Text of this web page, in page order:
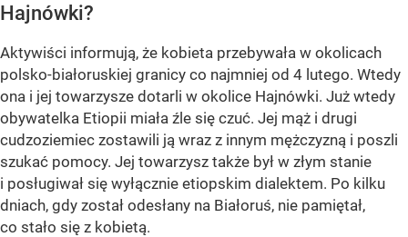
Hajnówki?
Aktywiści informują, że kobieta przebywała w okolicach
polsko-białoruskiej granicy co najmniej od 4 lutego. Wtedy
ona i jej towarzysze dotarli w okolice Hajnówki. Już wtedy
obywatelka Etiopii miała źle się czuć. Jej mąż i drugi
cudzoziemiec zostawili ją wraz z innym mężczyzną i poszli
szukać pomocy. Jej towarzysz także był w złym stanie
i posługiwał się wyłącznie etiopskim dialektem. Po kilku
dniach, gdy został odesłany na Białoruś, nie pamiętał,
co stało się z kobietą.